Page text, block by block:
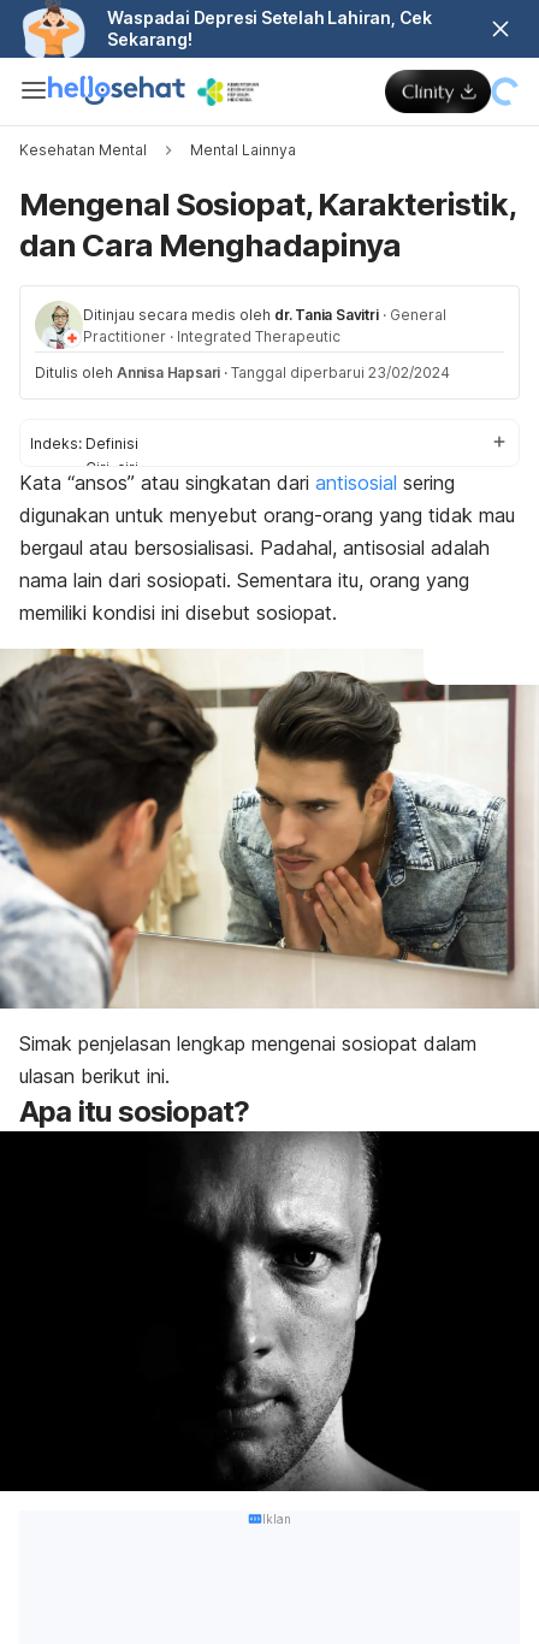
Waspadai Depresi Setelah Lahiran, Cek
Sekarang!
Kesehatan Mental Mental Lainnya
Mengenal Sosiopat, Karakteristik,
dan Cara Menghadapinya
Ditinjau secara medis oleh dr. Tania Savitri · General
Practitioner · Integrated Therapeutic
Ditulis oleh Annisa Hapsari · Tanggal diperbarui 23/02/2024
Indeks: Definisi
Ciri-ciri
Penyebab
Faktor risiko
Konsekuensi
Kata “ansos” atau singkatan dari antisosial sering
digunakan untuk menyebut orang-orang yang tidak mau
bergaul atau bersosialisasi. Padahal, antisosial adalah
nama lain dari sosiopati. Sementara itu, orang yang
memiliki kondisi ini disebut sosiopat.
Simak penjelasan lengkap mengenai sosiopat dalam
ulasan berikut ini.
Apa itu sosiopat?
Iklan